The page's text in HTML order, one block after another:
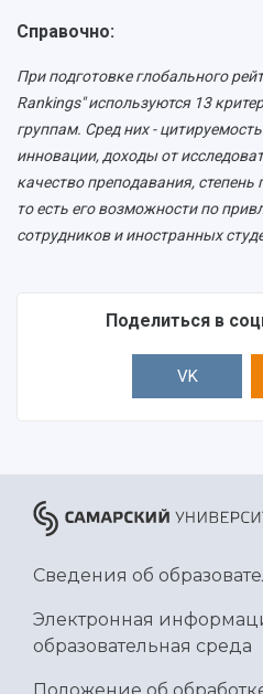
Ботанический сад
Международный
Сведения об
Официальные
Справочно:
При подготовке глобального
Rankings" используются 13
группам. Сред них -
инновации, доходы от
качество преподавания, степень
то есть его возможности по
сотрудников и иностранных
Поделиться в
VK
Сведения об
Электронная
образовательная среда